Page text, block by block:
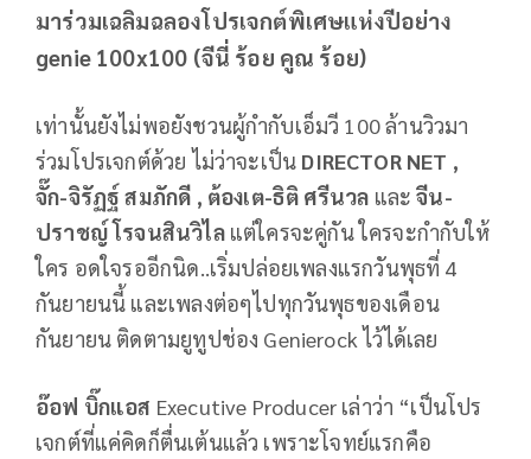
มาร่วมเฉลิมฉลองโปรเจกต์พิเศษแห่งปีอย่าง
genie 100x100 (จีนี่ ร้อย คูณ ร้อย)
เท่านั้นยังไม่พอยังชวนผู้กำกับเอ็มวี 100 ล้านวิวมา
ร่วมโปรเจกต์ด้วย ไม่ว่าจะเป็น DIRECTOR NET ,
จั๊ก-จิรัฏฐ์ สมภักดี , ต้องเต-ธิติ ศรีนวล และจีน-
ปราชญ์ โรจนสินวิไลแต่ใครจะคู่กัน ใครจะกำกับให้
ใคร อดใจรออีกนิด..เริ่มปล่อยเพลงแรกวันพุธที่ 4
กันยายนนี้ และเพลงต่อๆไปทุกวันพุธของเดือน
กันยายน ติดตามยูทูปช่อง Genierock ไว้ได้เลย
อ๊อฟ บิ๊กแอส Executive Producer เล่าว่า “เป็นโปร
เจกต์ที่แค่คิดก็ตื่นเต้นแล้ว เพราะโจทย์แรกคือ